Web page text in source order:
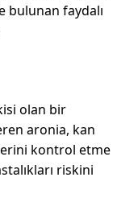
bulunan faydalı
olan bir
aronia, kan
kontrol etme
riskini